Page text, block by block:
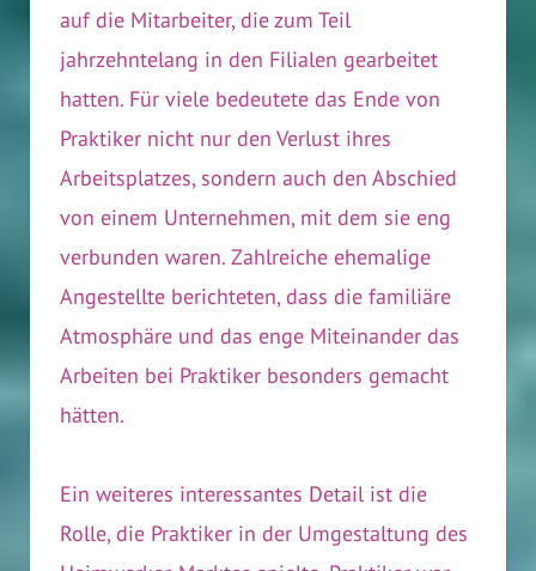
auf die Mitarbeiter, die zum Teil
jahrzehntelang in den Filialen gearbeitet
hatten. Für viele bedeutete das Ende von
Praktiker nicht nur den Verlust ihres
Arbeitsplatzes, sondern auch den Abschied
von einem Unternehmen, mit dem sie eng
verbunden waren. Zahlreiche ehemalige
Angestellte berichteten, dass die familiäre
Atmosphäre und das enge Miteinander das
Arbeiten bei Praktiker besonders gemacht
hätten.
Ein weiteres interessantes Detail ist die
Rolle, die Praktiker in der Umgestaltung des